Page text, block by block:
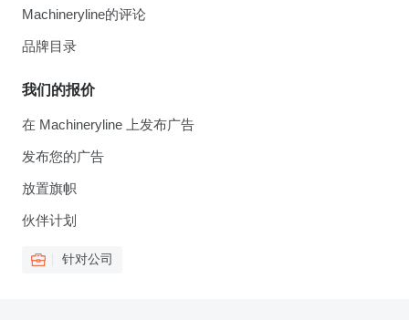
Machineryline的评论
品牌目录
我们的报价
在 Machineryline 上发布广告
发布您的广告
放置旗帜
伙伴计划
针对公司